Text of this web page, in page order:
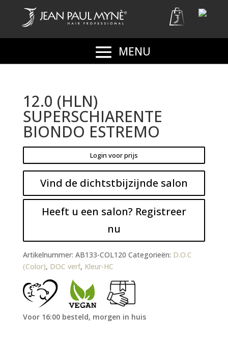
12.0 (HLN)
SUPERSCHIARENTE
BIONDO ESTREMO
Login voor prijs
Vind de dichtstbijzijnde salon
Heeft u een salon? Registreer
nu
Artikelnummer: AB133-COL120 Categorieën: D.O.C
(Color), DOC verf, Kleur-HC
Voor 16:00 besteld, morgen in huis